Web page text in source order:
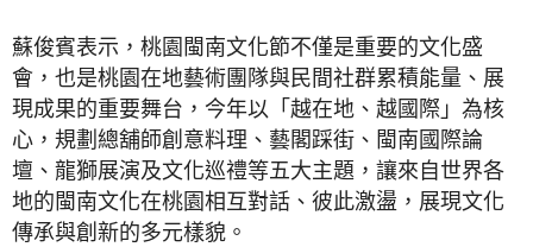
蘇俊賓表示，桃園閩南文化節不僅是重要的文化盛
會，也是桃園在地藝術團隊與民間社群累積能量、展
現成果的重要舞台，今年以「越在地、越國際」為核
心，規劃總舖師創意料理、藝閣踩街、閩南國際論
壇、龍獅展演及文化巡禮等五大主題，讓來自世界各
地的閩南文化在桃園相互對話、彼此激盪，展現文化
傳承與創新的多元樣貌。